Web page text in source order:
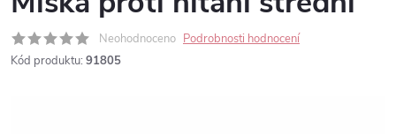
Neohodnoceno Podrobnosti hodnocení
Kód produktu: 91805